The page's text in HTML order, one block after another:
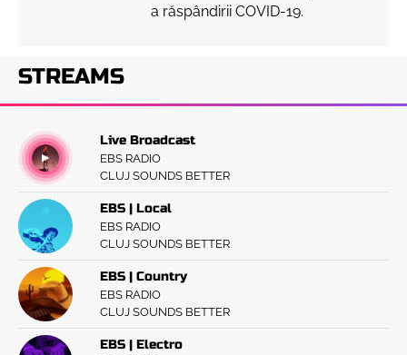
a răspândirii COVID-19.
STREAMS
Live Broadcast
EBS RADIO
CLUJ SOUNDS BETTER
EBS | Local
EBS RADIO
CLUJ SOUNDS BETTER
EBS | Country
EBS RADIO
CLUJ SOUNDS BETTER
EBS | Electro